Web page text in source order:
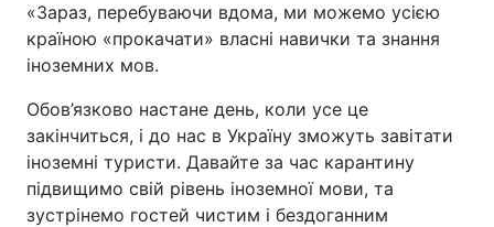
Тема оформлення
«Зараз, перебуваючи вдома, ми можемо усією
країною «прокачати» власні навички та знання
іноземних мов.
Обов’язково настане день, коли усе це
закінчиться, і до нас в Україну зможуть завітати
іноземні туристи. Давайте за час карантину
підвищимо свій рівень іноземної мови, та
зустрінемо гостей чистим і бездоганним